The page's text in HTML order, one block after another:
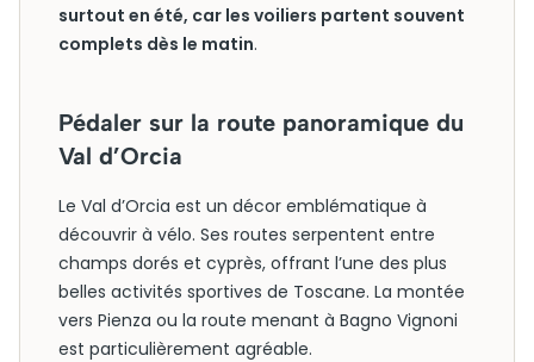
surtout en été, car les voiliers partent souvent
complets dès le matin.
Pédaler sur la route panoramique du
Val d’Orcia
Le Val d’Orcia est un décor emblématique à
découvrir à vélo. Ses routes serpentent entre
champs dorés et cyprès, offrant l’une des plus
belles activités sportives de Toscane. La montée
vers Pienza ou la route menant à Bagno Vignoni
est particulièrement agréable.